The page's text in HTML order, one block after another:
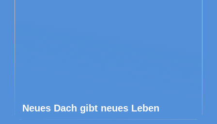
Neues Dach gibt neues Leben